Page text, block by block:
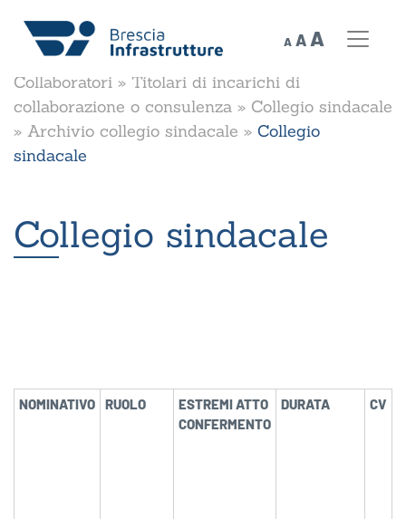
A
Decrease
font
A Reset
A Increase
size.
Home»Società Trasparente
Collaboratori » Titolari di incarichi di
collaborazione o consulenza » Collegio sindacale
» Archivio collegio sindacale » Collegio
sindacale
Collegio sindacale
NOMINATIVO RUOLO
ESTREMI ATTO
CONFERMENTO
DURATA CV